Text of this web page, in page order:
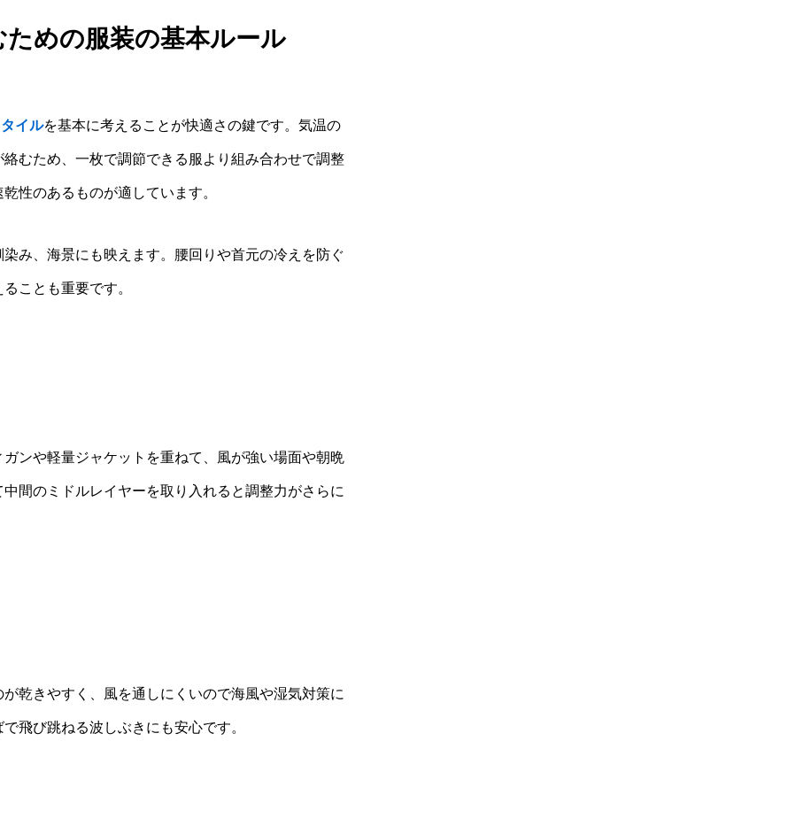
めの服装の基本ルール
イルを基本に考えることが快適さの鍵です。気温の
むため、一枚で調節できる服より組み合わせで調整
性のあるものが適しています。
み、海景にも映えます。腰回りや首元の冷えを防ぐ
ことも重要です。
ンや軽量ジャケットを重ねて、風が強い場面や朝晩
間のミドルレイヤーを取り入れると調整力がさらに
乾きやすく、風を通しにくいので海風や湿気対策に
飛び跳ねる波しぶきにも安心です。